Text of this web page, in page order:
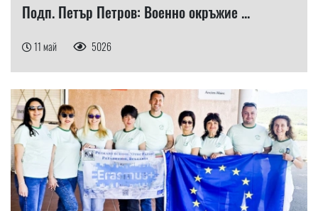
Подп. Петър Петров: Военно окръжие ...
11 май 5026